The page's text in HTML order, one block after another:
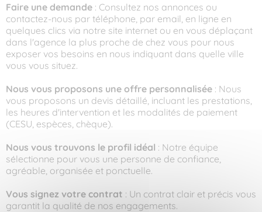
Faire une demande : Consultez nos annonces ou
contactez-nous par téléphone, par email, en ligne en
quelques clics via notre site internet ou en vous déplaçant
dans l'agence la plus proche de chez vous pour nous
exposer vos besoins en nous indiquant dans quelle ville
vous vous situez.
Nous vous proposons une offre personnalisée : Nous
vous proposons un devis détaillé, incluant les prestations,
les heures d'intervention et les modalités de paiement
(CESU, espèces, chèque).
Nous vous trouvons le profil idéal : Notre équipe
sélectionne pour vous une personne de confiance,
agréable, organisée et ponctuelle.
Vous signez votre contrat : Un contrat clair et précis vous
garantit la qualité de nos engagements.